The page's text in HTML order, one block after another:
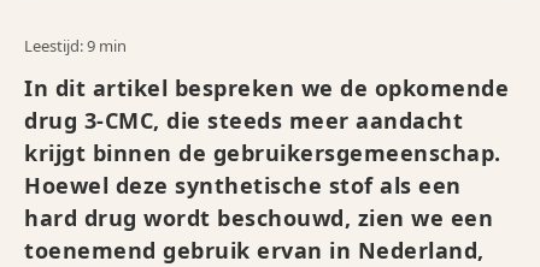
Leestijd: 9 min
In dit artikel bespreken we de opkomende
drug 3-CMC, die steeds meer aandacht
krijgt binnen de gebruikersgemeenschap.
Hoewel deze synthetische stof als een
hard drug wordt beschouwd, zien we een
toenemend gebruik ervan in Nederland,